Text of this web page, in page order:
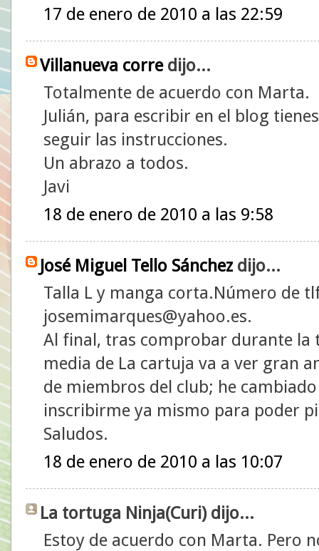
17 de enero de 2010 a las 22:59
Villanueva corredijo...
Totalmente de acuerdo con Marta.
Julián, para escribir en el blog
seguir las instrucciones.
Un abrazo a todos.
Javi
18 de enero de 2010 a las 9:58
José Miguel Tello Sánchez dijo...
Talla L y manga corta.Número de
josemimarques@yahoo.es.
Al final, tras comprobar durante la
media de La cartuja va a ver gran
de miembros del club; he
inscribirme ya mismo para poder
Saludos.
18 de enero de 2010 a las 10:07
La tortuga Ninja(Curi) dijo...
Estoy de acuerdo con Marta. Pero